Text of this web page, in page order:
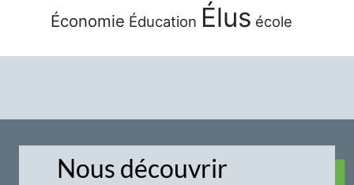
Économie Éducation Élus école
Nous découvrir